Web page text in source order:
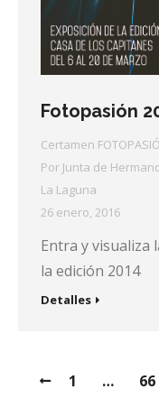
Fotopasión
Certamen
Por Junta de
La Laguna
26 enero, 2016
Entra y visualiza
la edición 2014
Detalles
1 … 66